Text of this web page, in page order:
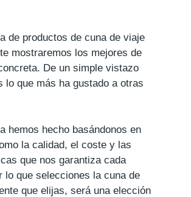
de productos de cuna de viaje
mostraremos los mejores de
De un simple vistazo
lo que más ha gustado a otras
hemos hecho basándonos en
la calidad, el coste y las
que nos garantiza cada
lo que selecciones la cuna de
que elijas, será una elección